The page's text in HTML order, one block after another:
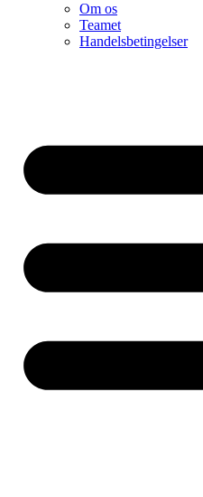
Om os
Teamet
Handelsbetingelser